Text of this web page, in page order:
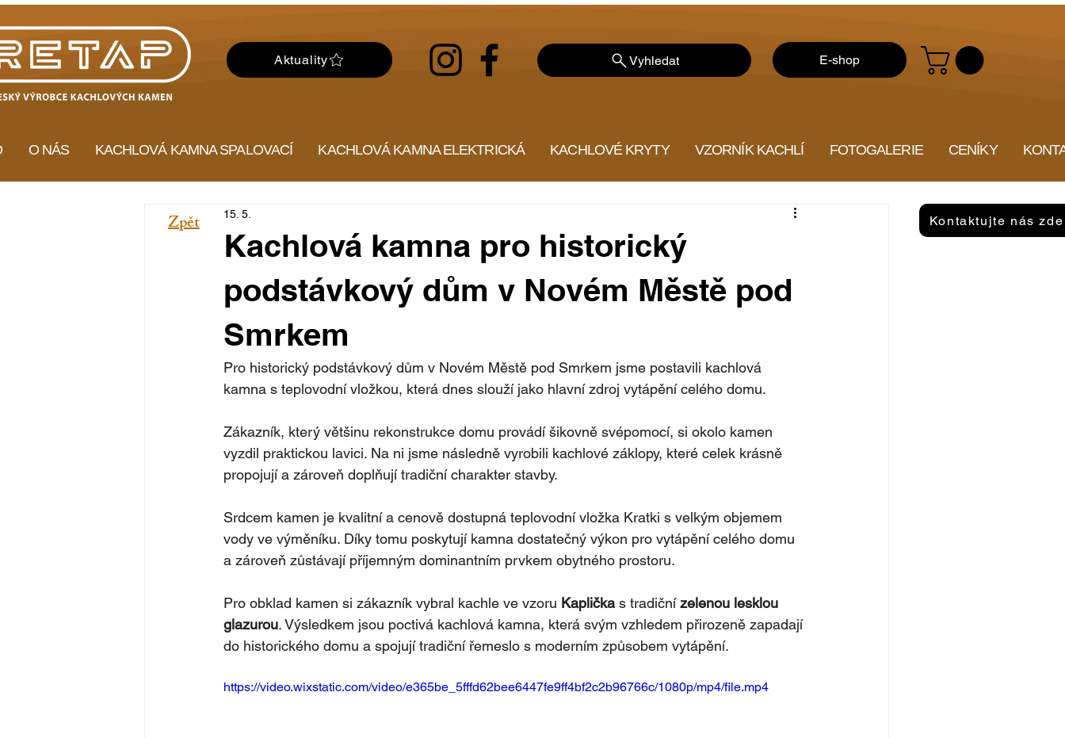
O NÁS KACHLOVÁ KAMNA SPALOVACÍ KACHLOVÁ KAMNA ELEKTRICKÁ KACHLOVÉ KRYTY VZORNÍK KACHLÍ FOTOGALERIE CENÍKY
Vyhledat E-shop
Aktuality
Kachlová kamna pro historický
podstávkový dům v Novém Městě pod
Smrkem
15. 5.
Pro historický podstávkový dům v Novém Městě pod Smrkem jsme postavili kachlová
kamna s teplovodní vložkou, která dnes slouží jako hlavní zdroj vytápění celého domu.
Zákazník, který většinu rekonstrukce domu provádí šikovně svépomocí, si okolo kamen
vyzdil praktickou lavici. Na ni jsme následně vyrobili kachlové záklopy, které celek krásně
propojují a zároveň doplňují tradiční charakter stavby.
Srdcem kamen je kvalitní a cenově dostupná teplovodní vložka Kratki s velkým objemem
vody ve výměníku. Díky tomu poskytují kamna dostatečný výkon pro vytápění celého domu
a zároveň zůstávají příjemným dominantním prvkem obytného prostoru.
Pro obklad kamen si zákazník vybral kachle ve vzoru Kaplička s tradiční zelenou lesklou
glazurou. Výsledkem jsou poctivá kachlová kamna, která svým vzhledem přirozeně zapadají
do historického domu a spojují tradiční řemeslo s moderním způsobem vytápění.
https://video.wixstatic.com/video/e365be_5fffd62bee6447fe9ff4bf2c2b96766c/1080p/mp4/file.mp4
Zpět Kontaktujte nás zde